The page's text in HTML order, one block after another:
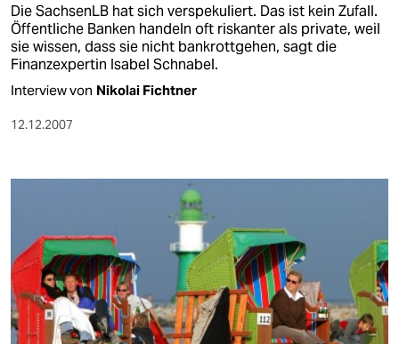
Die SachsenLB hat sich verspekuliert. Das ist kein Zufall.
Öffentliche Banken handeln oft riskanter als private, weil
sie wissen, dass sie nicht bankrottgehen, sagt die
Finanzexpertin Isabel Schnabel.
Interview von Nikolai Fichtner
12.12.2007